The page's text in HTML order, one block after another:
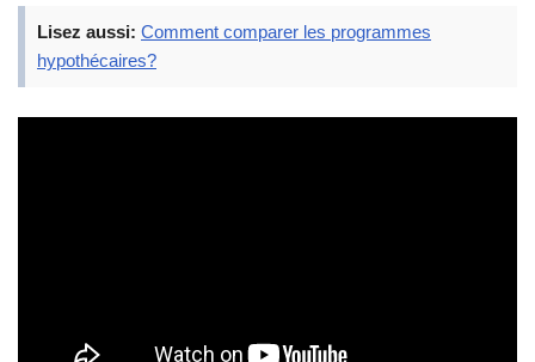
Lisez aussi: Comment comparer les programmes
hypothécaires?